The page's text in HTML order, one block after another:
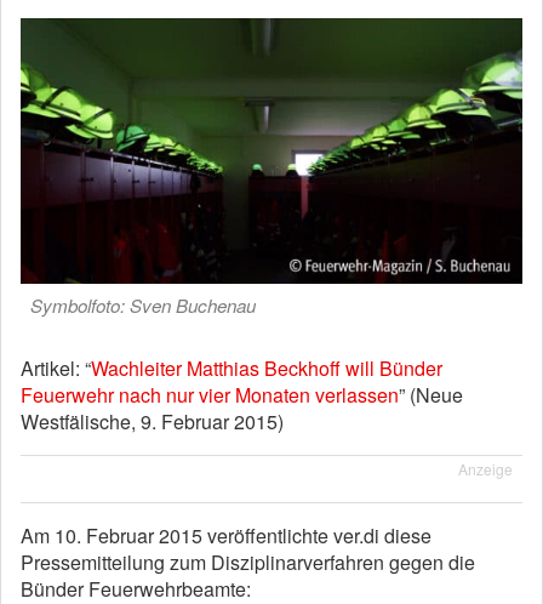
Symbolfoto: Sven Buchenau
Artikel: “Wachleiter Matthias Beckhoff will Bünder
Feuerwehr nach nur vier Monaten verlassen” (Neue
Westfälische, 9. Februar 2015)
Anzeige
Am 10. Februar 2015 veröffentlichte ver.di diese
Pressemitteilung zum Disziplinarverfahren gegen die
Bünder Feuerwehrbeamte: